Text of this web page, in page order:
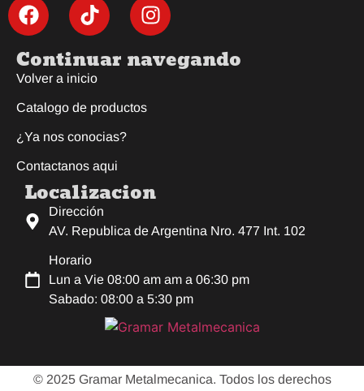
Continuar navegando
Volver a inicio
Catalogo de productos
¿Ya nos conocias?
Contactanos aqui
Localizacion
Dirección
AV. Republica de Argentina Nro. 477 Int. 102
Horario
Lun a Vie 08:00 am am a 06:30 pm
Sabado: 08:00 a 5:30 pm
© 2025 Gramar Metalmecanica. Todos los derechos